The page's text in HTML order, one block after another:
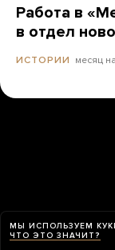
Работа в
в отдел
ИСТОРИИ месяц
МЫ ИСПОЛЬЗУЕМ
ЧТО ЭТО ЗНАЧИТ?